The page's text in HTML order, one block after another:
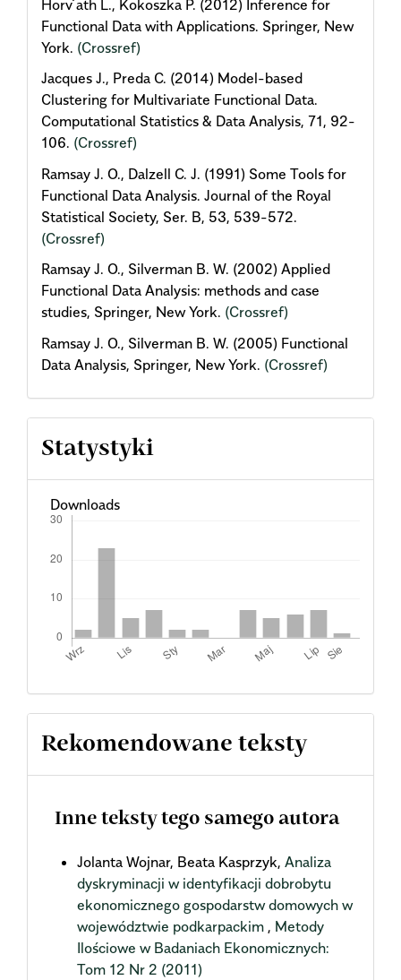
Horv´ath L., Kokoszka P. (2012) Inference for
Functional Data with Applications. Springer, New
York. (Crossref)
Jacques J., Preda C. (2014) Model-based
Clustering for Multivariate Functional Data.
Computational Statistics & Data Analysis, 71, 92-
106. (Crossref)
Ramsay J. O., Dalzell C. J. (1991) Some Tools for
Functional Data Analysis. Journal of the Royal
Statistical Society, Ser. B, 53, 539-572.
(Crossref)
Ramsay J. O., Silverman B. W. (2002) Applied
Functional Data Analysis: methods and case
studies, Springer, New York. (Crossref)
Ramsay J. O., Silverman B. W. (2005) Functional
Data Analysis, Springer, New York. (Crossref)
Statystyki
Downloads
Rekomendowane teksty
Inne teksty tego samego autora
Jolanta Wojnar, Beata Kasprzyk, Analiza
dyskryminacji w identyfikacji dobrobytu
ekonomicznego gospodarstw domowych w
województwie podkarpackim , Metody
Ilościowe w Badaniach Ekonomicznych:
Tom 12 Nr 2 (2011)